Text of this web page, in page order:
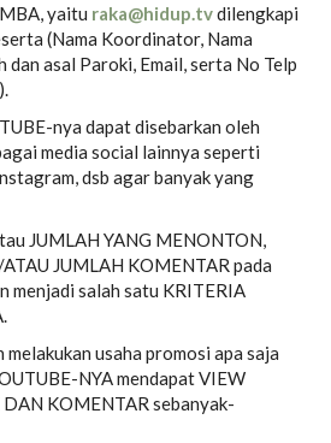
yaitu raka@hidup.tvdilengkapi
(Nama Koordinator, Nama
asal Paroki, Email, serta No Telp
nya dapat disebarkan oleh
media social lainnya seperti
dsb agar banyak yang
JUMLAH YANG MENONTON,
JUMLAH KOMENTAR pada
menjadi salah satu KRITERIA
usaha promosi apa saja
NYA mendapat VIEW
KOMENTAR sebanyak-